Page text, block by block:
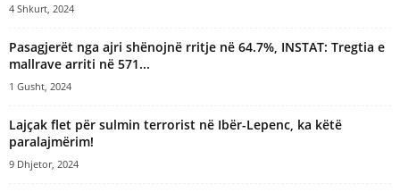
4 Shkurt, 2024
Pasagjerët nga ajri shënojnë rritje në 64.7%, INSTAT: Tregtia e
mallrave arriti në 571...
1 Gusht, 2024
Lajçak flet për sulmin terrorist në Ibër-Lepenc, ka këtë
paralajmërim!
9 Dhjetor, 2024